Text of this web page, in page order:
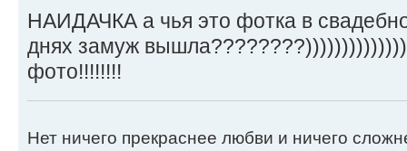
НАИДАЧКА а чья это фотка в
днях замуж
фото!!!!!!!!
Нет ничего прекраснее любви и ничего